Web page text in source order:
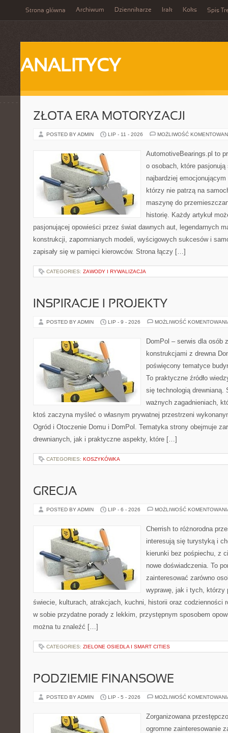
Strona główna Archiwum Dziennikarze Irak Koks Spis
ANALITYCY
ZŁOTA ERA MOTORYZACJI
POSTED BY ADMIN LIP - 11 - 2026 MOŻLIWOŚĆ
AutomotiveBearings.pl to
o osobach, które
najbardziej
którzy nie patrzą na
maszynę do
historię. Każdy artykuł
pasjonującej opowieści przez świat dawnych aut, legendarnych
konstrukcji, zapomnianych modeli, wyścigowych sukcesów i
zapisały się w pamięci kierowców. Strona łączy […]
CATEGORIES: ZAWODY I RYWALIZACJA
INSPIRACJE I PROJEKTY
POSTED BY ADMIN LIP - 9 - 2026 MOŻLIWOŚĆ
DomPol – serwis dla osób
konstrukcjami z drewna
poświęcony tematyce
To praktyczne źródło
się technologią drewnianą.
ważnych zagadnieniach,
ktoś zaczyna myśleć o własnym prywatnej przestrzeni
Ogród i Otoczenie Domu i DomPol. Tematyka strony obejmuje
drewnianych, jak i praktyczne aspekty, które […]
CATEGORIES: KOSZYKÓWKA
GRECJA
POSTED BY ADMIN LIP - 6 - 2026 MOŻLIWOŚĆ
Cherrish to różnorodna
interesują się turystyką i
kierunki bez pośpiechu, z
nowe doświadczenia. To
zainteresować zarówno
wyprawę, jak i tych, którzy
świecie, kulturach, atrakcjach, kuchni, historii oraz codzienności
w sobie przydatne porady z lekkim, przystępnym sposobem
można tu znaleźć […]
CATEGORIES: ZIELONE OSIEDLA I SMART CITIES
PODZIEMIE FINANSOWE
POSTED BY ADMIN LIP - 5 - 2026 MOŻLIWOŚĆ
Zorganizowana
ogromne zainteresowanie